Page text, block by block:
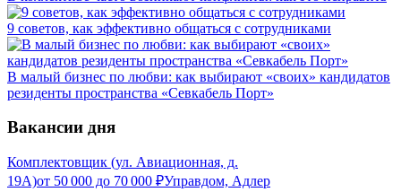
9 советов, как эффективно общаться с сотрудниками
В малый бизнес по любви: как выбирают «своих» кандидатов
резиденты пространства «Севкабель Порт»
Вакансии дня
Комплектовщик (ул. Авиационная, д.
19А)от 50 000 до 70 000 ₽Управдом, Адлер